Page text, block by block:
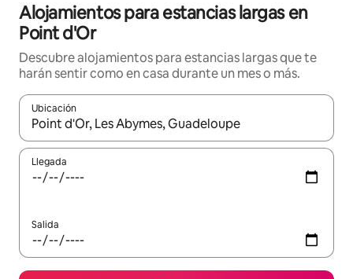
Alojamientos para estancias largas en
Point d'Or
Descubre alojamientos para estancias largas que te
harán sentir como en casa durante un mes o más.
Ubicación
Cuando los resultados estén disponibles, podrás navegar
Llegada
Salida